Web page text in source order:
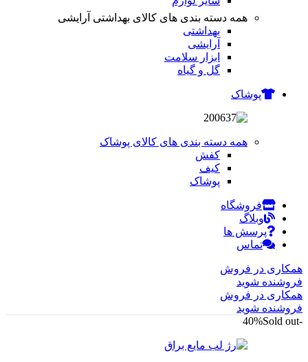
همه دسته بندی های کالای بهداشتی آرایشی
بهداشتی
آرایشی
ابزار سلامت
گل و گیاه
پوشاک
همه دسته بندی های کالای پوشاک
کفش
کیف
پوشاک
فروشگاه
وبلاگ
پرسش ها
تماس
همکاری در فروش
فروشنده شوید
همکاری در فروش
فروشنده شوید
-40%
Sold out